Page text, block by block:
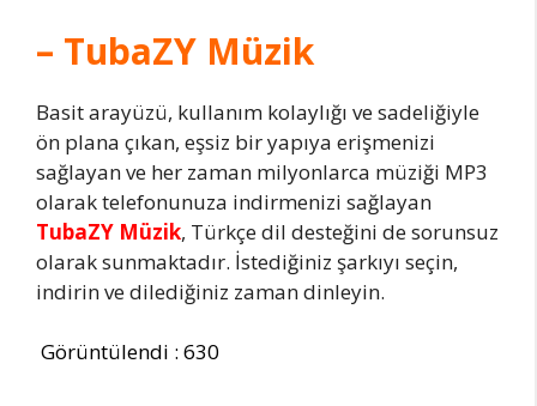
– TubaZY Müzik
Basit arayüzü, kullanım kolaylığı ve sadeliğiyle
ön plana çıkan, eşsiz bir yapıya erişmenizi
sağlayan ve her zaman milyonlarca müziği MP3
olarak telefonunuza indirmenizi sağlayan
TubaZY Müzik, Türkçe dil desteğini de sorunsuz
olarak sunmaktadır. İstediğiniz şarkıyı seçin,
indirin ve dilediğiniz zaman dinleyin.
Görüntülendi : 630